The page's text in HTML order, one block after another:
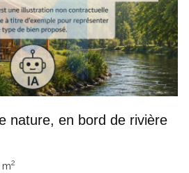
nature, en bord de rivière
2